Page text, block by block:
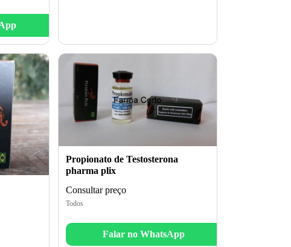
Propionato de Testosterona
pharma plix
Consultar preço
Todos
Falar no WhatsApp